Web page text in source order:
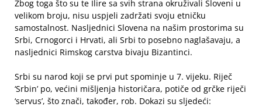
Zbog toga što su te Ilire sa svih strana okruživali Sloveni u
velikom broju, nisu uspjeli zadržati svoju etničku
samostalnost. Nasljednici Slovena na našim prostorima su
Srbi, Crnogorci i Hrvati, ali Srbi to posebno naglašavaju, a
nasljednici Rimskog carstva bivaju Bizantinci.
Srbi su narod koji se prvi put spominje u 7. vijeku. Riječ
‘Srbin’ po, većini mišljenja historičara, potiče od grčke riječi
‘servus’, što znači, također, rob. Dokazi su sljedeći: